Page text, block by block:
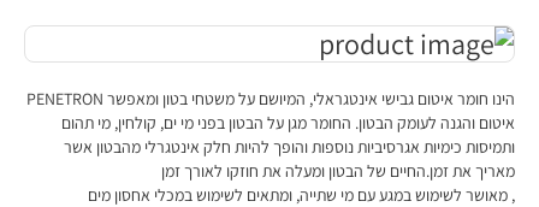
הינו חומר איטום גבישי אינטגראלי, המיושם על משטחי בטון ומאפשר PENETRON
איטום והגנה לעומק הבטון. החומר מגן על הבטון בפני מי ים, קולחין, מי תהום
ותמיסות כימיות אגרסיביות נוספות והופך להיות חלק אינטגרלי מהבטון אשר
מאריך את זמן.החיים של הבטון ומעלה את חוזקו לאורך זמן
, מאושר לשימוש במגע עם מי שתייה, ומתאים לשימוש במכלי אחסון מים